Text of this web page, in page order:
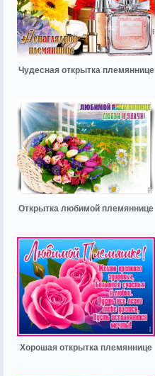
Чудесная открытка племяннице
Открытка любимой племяннице
Хорошая открытка племяннице